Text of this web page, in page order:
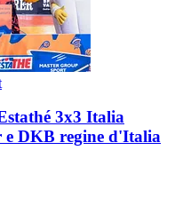
3x3 Italia
e DKB regine d'Italia